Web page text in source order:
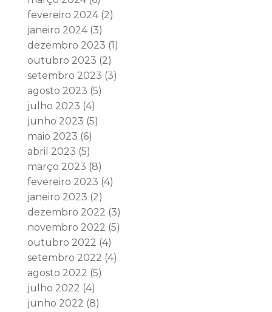
fevereiro 2024(2)
janeiro 2024(3)
dezembro 2023 (1)
outubro 2023 (2)
setembro 2023 (3)
agosto 2023 (5)
julho 2023 (4)
junho 2023 (5)
maio 2023 (6)
abril 2023 (5)
março 2023 (8)
fevereiro 2023 (4)
janeiro 2023 (2)
dezembro 2022 (3)
novembro 2022 (5)
outubro 2022 (4)
setembro 2022 (4)
agosto 2022 (5)
julho 2022 (4)
junho 2022 (8)